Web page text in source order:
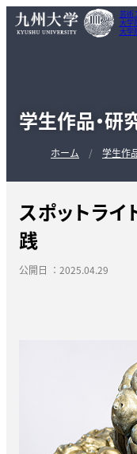
芸術
大学
大学
学生作品・研
ホーム 学生作
スポットラ
践
公開日 ：2025.04.29